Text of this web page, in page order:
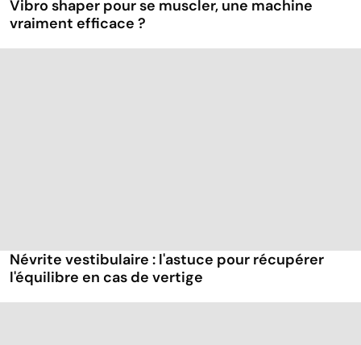
Vibro shaper pour se muscler, une machine
vraiment efficace ?
Névrite vestibulaire : l'astuce pour récupérer
l'équilibre en cas de vertige